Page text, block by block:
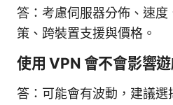
答：考慮伺服器分佈、速
策、跨裝置支援與價格。
使用 VPN 會不會影響
答：可能會有波動，建議